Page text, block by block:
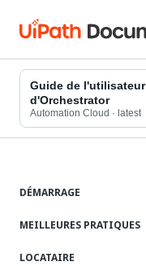
Guide de l'utilisateur
d'Orchestrator
Automation Cloud · latest
DÉMARRAGE
MEILLEURES PRATIQUES
LOCATAIRE